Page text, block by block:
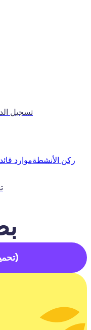
تسجيل
ركن الأنشطةموارد
(الإنكليزية)